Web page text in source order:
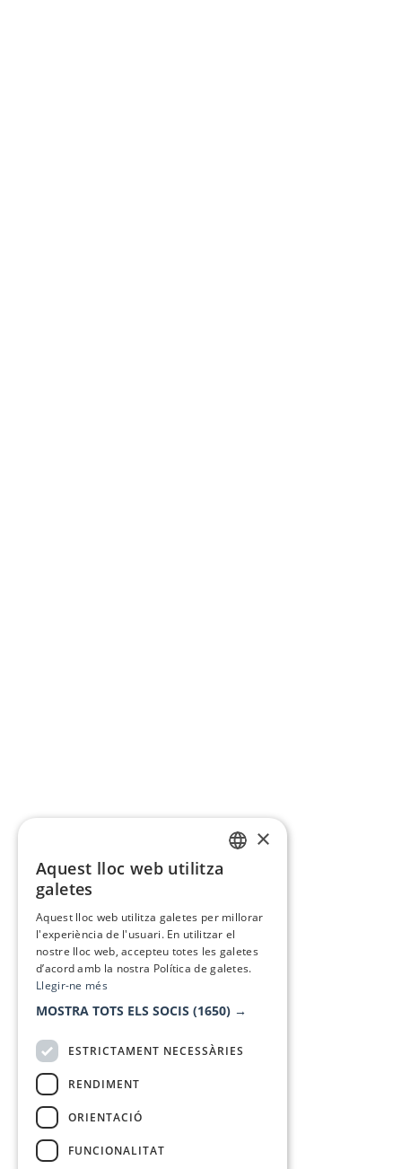
×
Aquest lloc web utilitza
galetes
Aquest lloc web utilitza galetes per millorar
l'experiència de l'usuari. En utilitzar el
nostre lloc web, accepteu totes les galetes
d’acord amb la nostra Política de galetes.
Llegir-ne més
MOSTRA TOTS ELS SOCIS (1650) →
ESTRICTAMENT NECESSÀRIES
RENDIMENT
ORIENTACIÓ
FUNCIONALITAT